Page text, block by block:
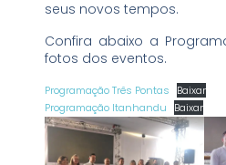
seus novos tempos.
Confira abaixo a
fotos dos eventos.
Programação Três Pontas
Baixar
Programação Itanhandu
Baixar